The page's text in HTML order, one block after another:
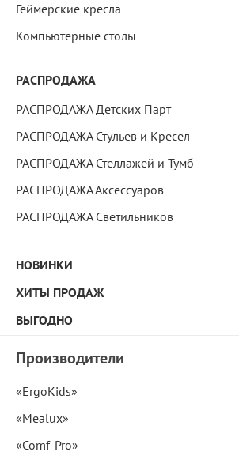
Геймерские кресла
Компьютерные столы
РАСПРОДАЖА
РАСПРОДАЖА Детских Парт
РАСПРОДАЖА Стульев и Кресел
РАСПРОДАЖА Стеллажей и Тумб
РАСПРОДАЖА Аксессуаров
РАСПРОДАЖА Светильников
НОВИНКИ
ХИТЫ ПРОДАЖ
ВЫГОДНО
Производители
«ErgoKids»
«Mealux»
«Comf-Pro»